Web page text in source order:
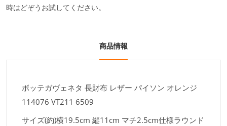
時はどぞうお試してください。
商品情報
ボッテガヴェネタ 長財布 レザー パイソン オレンジ
114076 VT211 6509
サイズ(約)横19.5cm 縦11cm マチ2.5cm仕様ラウンド